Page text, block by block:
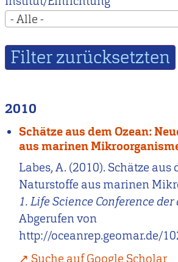
- Alle -
2010
Schätze aus dem Ozean:
aus marinen
Labes, A. (2010). Schätze aus
Naturstoffe aus marinen
1. Life Science Conference
Abgerufen von
http://oceanrep.geomar.de/
Suche auf Google Scholar